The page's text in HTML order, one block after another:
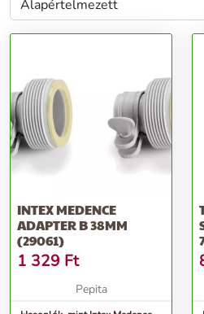
INTEX MEDENCE
ADAPTER B 38MM
(29061)
1 329 Ft
Pepita